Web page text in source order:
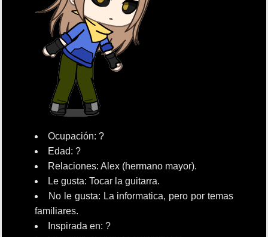
Ocupación: ?
Edad: ?
Relaciones: Alex (hermano mayor).
Le gusta: Tocar la guitarra.
No le gusta: La informatica, pero por temas
familiares.
Inspirada en: ?